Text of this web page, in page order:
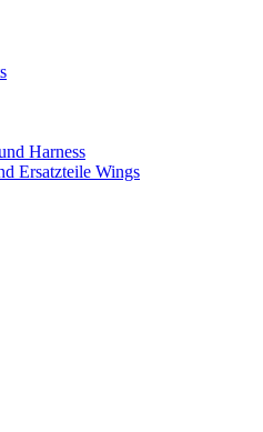
Harness
Ersatzteile Wings